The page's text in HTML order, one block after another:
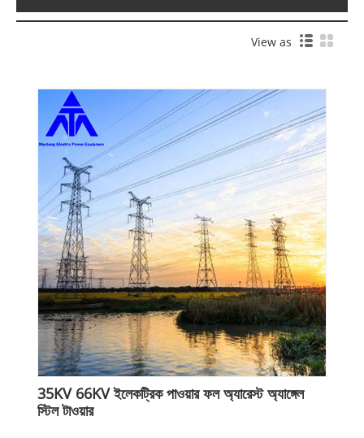
View as
35KV 66KV ইলেকট্রিক পাওয়ার ফল অ্যারেস্ট অ্যাঙ্গেল
স্টিল টাওয়ার